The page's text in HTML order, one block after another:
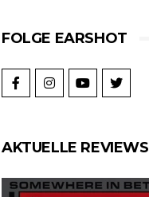
FOLGE EARSHOT
AKTUELLE REVIEWS